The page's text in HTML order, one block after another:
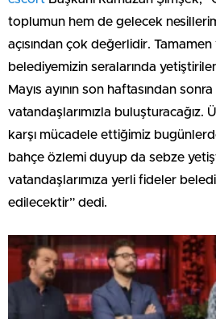
toplumun hem de gelecek
açısından çok değerlidir.
belediyemizin seralarında
Mayıs ayının son haftasından
vatandaşlarımızla buluşturacağız.
karşı mücadele ettiğimiz
bahçe özlemi duyup da sebze
vatandaşlarımıza yerli fideler
edilecektir” dedi.